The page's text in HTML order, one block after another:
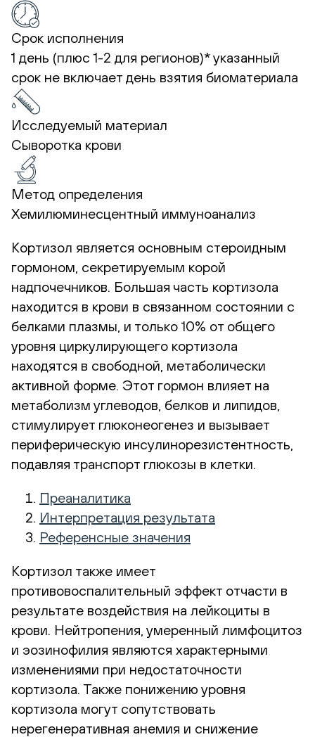
Срок исполнения
1 день (плюс 1-2 для регионов)*указанный
срок не включает день взятия биоматериала
Исследуемый материал
Сыворотка крови
Метод определения
Хемилюминесцентный иммуноанализ
Кортизол является основным стероидным
гормоном, секретируемым корой
надпочечников. Большая часть кортизола
находится в крови в связанном состоянии с
белками плазмы, и только 10% от общего
уровня циркулирующего кортизола
находятся в свободной, метаболически
активной форме. Этот гормон влияет на
метаболизм углеводов, белков и липидов,
стимулирует глюконеогенез и вызывает
периферическую инсулинорезистентность,
подавляя транспорт глюкозы в клетки.
Преаналитика
Интерпретация результата
Референсные значения
Кортизол также имеет
противовоспалительный эффект отчасти в
результате воздействия на лейкоциты в
крови. Нейтропения, умеренный лимфоцитоз
и эозинофилия являются характерными
изменениями при недостаточности
кортизола. Также понижению уровня
кортизола могут сопутствовать
нерегенеративная анемия и снижение